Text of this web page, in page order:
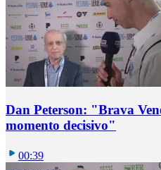
Dan Peterson: "Brava
momento decisivo"
00:39